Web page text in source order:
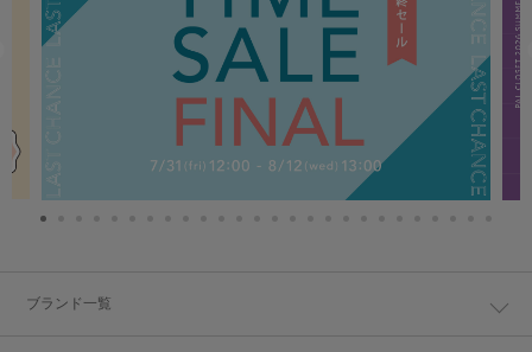
ブランド一覧